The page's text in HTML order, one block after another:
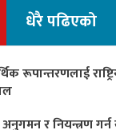
धेरै पढिएको
रूपान्तरणलाई
र नियन्त्रण